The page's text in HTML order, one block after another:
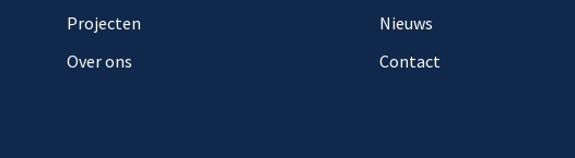
Projecten
Over ons
Nieuws
Contact